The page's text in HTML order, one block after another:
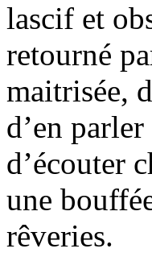
lascif et
retourné
maitrisée,
d’en
d’écouter
une
rêveries.